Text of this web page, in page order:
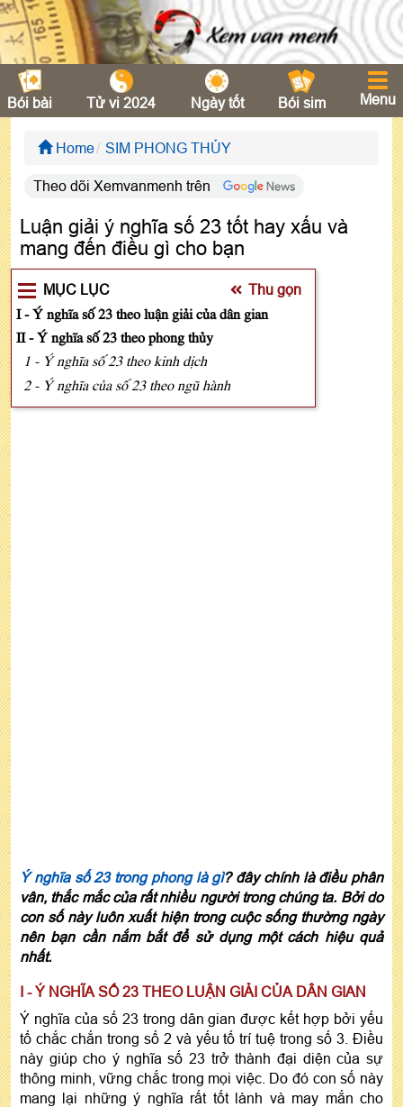
Bói bài Tử vi 2024 Ngày tốt Bói sim Menu
Home SIM PHONG THỦY
Theo dõi Xemvanmenh trên
Luận giải ý nghĩa số 23 tốt hay xấu và
mang đến điều gì cho bạn
MỤC LỤC Thu gọn
I - Ý nghĩa số 23 theo luận giải của dân gian
II - Ý nghĩa số 23 theo phong thủy
1 - Ý nghĩa số 23 theo kinh dịch
2 - Ý nghĩa của số 23 theo ngũ hành
Ý nghĩa số 23 trong phong là gì? đây chính là điều phân
vân, thắc mắc của rất nhiều người trong chúng ta. Bởi do
con số này luôn xuất hiện trong cuộc sống thường ngày
nên bạn cần nắm bắt để sử dụng một cách hiệu quả
nhất.
I - Ý NGHĨA SỐ 23 THEO LUẬN GIẢI CỦA DÂN GIAN
Ý nghĩa của số 23 trong dân gian được kết hợp bởi yếu
tố chắc chắn trong số 2 và yếu tố trí tuệ trong số 3. Điều
này giúp cho ý nghĩa số 23 trở thành đại diện của sự
thông minh, vững chắc trong mọi việc. Do đó con số này
mang lại những ý nghĩa rất tốt lành và may mắn cho